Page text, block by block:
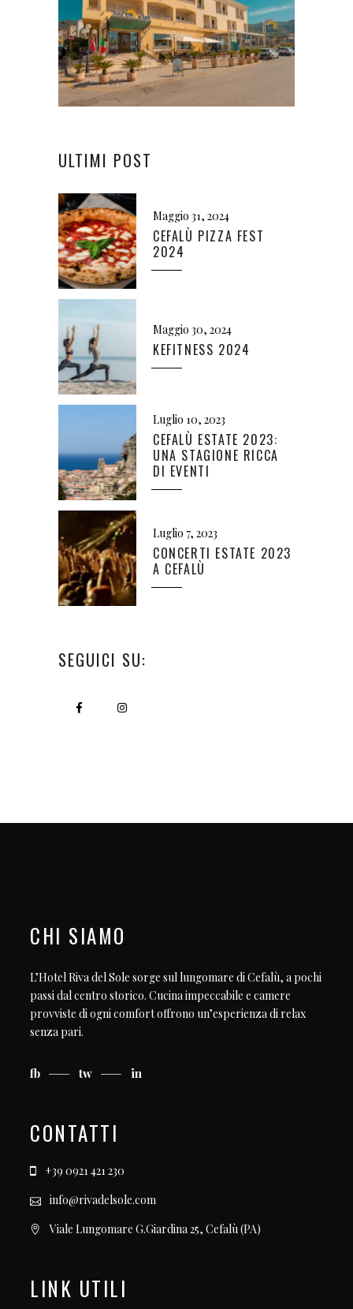
ULTIMI POST
Maggio 31, 2024
CEFALÙ PIZZA FEST
2024
Maggio 30, 2024
KEFITNESS 2024
Luglio 10, 2023
CEFALÙ ESTATE 2023:
UNA STAGIONE RICCA
DI EVENTI
Luglio 7, 2023
CONCERTI ESTATE 2023
A CEFALÙ
SEGUICI SU:
CHI SIAMO
L’Hotel Riva del Sole sorge sul lungomare di Cefalù, a pochi
passi dal centro storico. Cucina impeccabile e camere
provviste di ogni comfort offrono un’esperienza di relax
senza pari.
fb tw in
CONTATTI
+39 0921 421 230
info@rivadelsole.com
Viale Lungomare G.Giardina 25, Cefalù (PA)
LINK UTILI